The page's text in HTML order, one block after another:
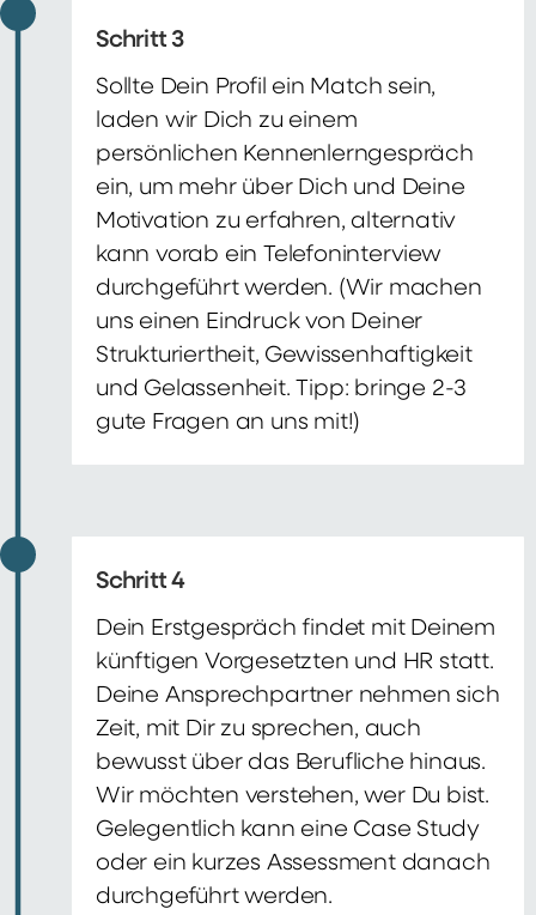
Schritt 3
Sollte Dein Profil ein Match sein,
laden wir Dich zu einem
persönlichen Kennenlerngespräch
ein, um mehr über Dich und Deine
Motivation zu erfahren, alternativ
kann vorab ein Telefoninterview
durchgeführt werden. (Wir machen
uns einen Eindruck von Deiner
Strukturiertheit, Gewissenhaftigkeit
und Gelassenheit. Tipp: bringe 2-3
gute Fragen an uns mit!)
Schritt 4
Dein Erstgespräch findet mit Deinem
künftigen Vorgesetzten und HR statt.
Deine Ansprechpartner nehmen sich
Zeit, mit Dir zu sprechen, auch
bewusst über das Berufliche hinaus.
Wir möchten verstehen, wer Du bist.
Gelegentlich kann eine Case Study
oder ein kurzes Assessment danach
durchgeführt werden.